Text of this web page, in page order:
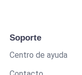
Soporte
Centro de ayuda